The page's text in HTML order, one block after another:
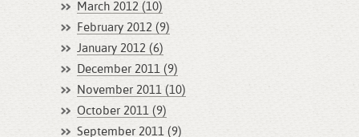
March 2012 (10)
February 2012 (9)
January 2012 (6)
December 2011 (9)
November 2011 (10)
October 2011 (9)
September 2011 (9)